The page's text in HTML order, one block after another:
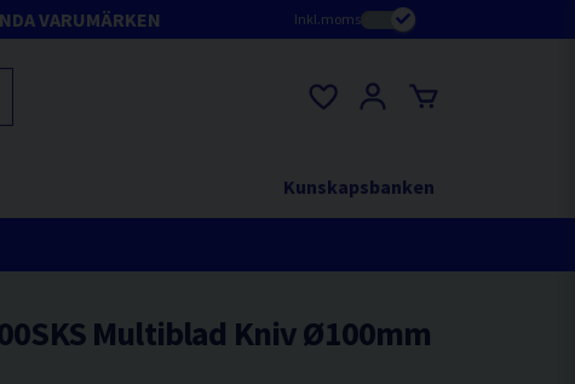
VARUMÄRKEN Inkl.moms
Kunskapsbanken
Multiblad Kniv Ø100mm